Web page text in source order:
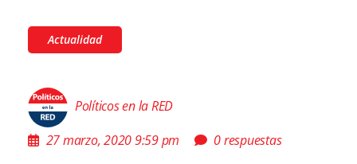
Actualidad
Políticos en la RED
27 marzo, 2020 9:59 pm
0 respuestas